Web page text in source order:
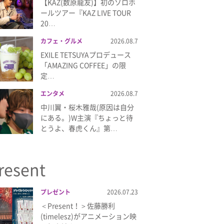
【KAZ(数原龍友)】初のソロホ
ールツアー『KAZ LIVE TOUR
20…
カフェ・グルメ 2026.08.7
EXILE TETSUYAプロデュース
「AMAZING COFFEE」の限
定…
エンタメ 2026.08.7
中川翼・桜木雅哉(原因は自分
にある。)W主演『ちょっと待
とうよ、春虎くん』第…
プレゼント 2026.07.23
＜Present！＞佐藤勝利
(timelesz)がアニメーション映